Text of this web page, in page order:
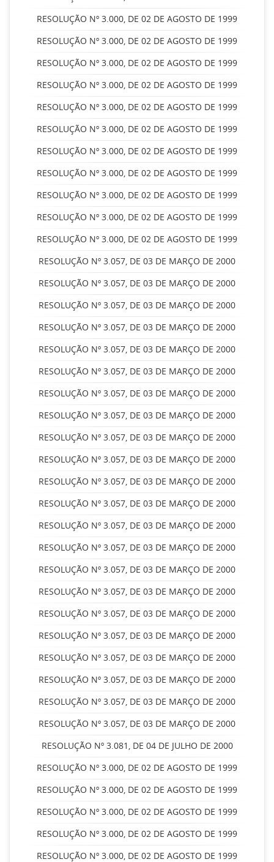
RESOLUÇÃO Nº 3.000, DE 02 DE AGOSTO DE 1999
RESOLUÇÃO Nº 3.000, DE 02 DE AGOSTO DE 1999
RESOLUÇÃO Nº 3.000, DE 02 DE AGOSTO DE 1999
RESOLUÇÃO Nº 3.000, DE 02 DE AGOSTO DE 1999
RESOLUÇÃO Nº 3.000, DE 02 DE AGOSTO DE 1999
RESOLUÇÃO Nº 3.000, DE 02 DE AGOSTO DE 1999
RESOLUÇÃO Nº 3.000, DE 02 DE AGOSTO DE 1999
RESOLUÇÃO Nº 3.000, DE 02 DE AGOSTO DE 1999
RESOLUÇÃO Nº 3.000, DE 02 DE AGOSTO DE 1999
RESOLUÇÃO Nº 3.000, DE 02 DE AGOSTO DE 1999
RESOLUÇÃO Nº 3.000, DE 02 DE AGOSTO DE 1999
RESOLUÇÃO Nº 3.057, DE 03 DE MARÇO DE 2000
RESOLUÇÃO Nº 3.057, DE 03 DE MARÇO DE 2000
RESOLUÇÃO Nº 3.057, DE 03 DE MARÇO DE 2000
RESOLUÇÃO Nº 3.057, DE 03 DE MARÇO DE 2000
RESOLUÇÃO Nº 3.057, DE 03 DE MARÇO DE 2000
RESOLUÇÃO Nº 3.057, DE 03 DE MARÇO DE 2000
RESOLUÇÃO Nº 3.057, DE 03 DE MARÇO DE 2000
RESOLUÇÃO Nº 3.057, DE 03 DE MARÇO DE 2000
RESOLUÇÃO Nº 3.057, DE 03 DE MARÇO DE 2000
RESOLUÇÃO Nº 3.057, DE 03 DE MARÇO DE 2000
RESOLUÇÃO Nº 3.057, DE 03 DE MARÇO DE 2000
RESOLUÇÃO Nº 3.057, DE 03 DE MARÇO DE 2000
RESOLUÇÃO Nº 3.057, DE 03 DE MARÇO DE 2000
RESOLUÇÃO Nº 3.057, DE 03 DE MARÇO DE 2000
RESOLUÇÃO Nº 3.057, DE 03 DE MARÇO DE 2000
RESOLUÇÃO Nº 3.057, DE 03 DE MARÇO DE 2000
RESOLUÇÃO Nº 3.057, DE 03 DE MARÇO DE 2000
RESOLUÇÃO Nº 3.057, DE 03 DE MARÇO DE 2000
RESOLUÇÃO Nº 3.057, DE 03 DE MARÇO DE 2000
RESOLUÇÃO Nº 3.057, DE 03 DE MARÇO DE 2000
RESOLUÇÃO Nº 3.057, DE 03 DE MARÇO DE 2000
RESOLUÇÃO Nº 3.057, DE 03 DE MARÇO DE 2000
RESOLUÇÃO Nº 3.081, DE 04 DE JULHO DE 2000
RESOLUÇÃO Nº 3.000, DE 02 DE AGOSTO DE 1999
RESOLUÇÃO Nº 3.000, DE 02 DE AGOSTO DE 1999
RESOLUÇÃO Nº 3.000, DE 02 DE AGOSTO DE 1999
RESOLUÇÃO Nº 3.000, DE 02 DE AGOSTO DE 1999
RESOLUÇÃO Nº 3.000, DE 02 DE AGOSTO DE 1999